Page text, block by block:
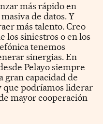
más rápido en
de datos. Y
más talento. Creo
los siniestros o en los
tenemos
sinergias. En
Pelayo siempre
gran capacidad de
que podríamos liderar
mayor cooperación